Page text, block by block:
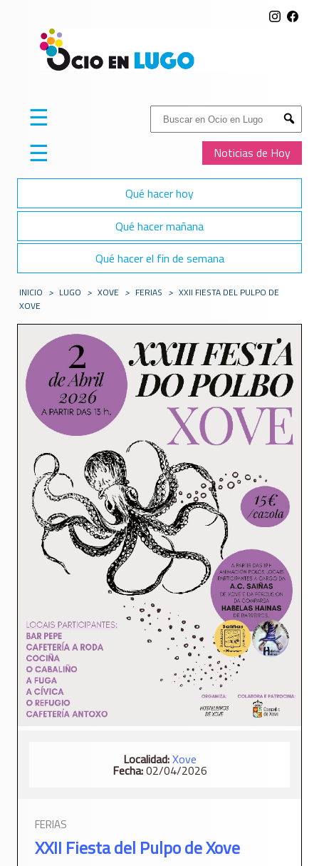
Buscar:
Submit
Noticias de Hoy
☰
☰
Qué hacer hoy
Qué hacer mañana
Qué hacer el fin de semana
INICIO > LUGO > XOVE > FERIAS > XXII FIESTA DEL PULPO DE
XOVE
Localidad:Xove
Fecha:02/04/2026
FERIAS
XXII Fiesta del Pulpo de Xove